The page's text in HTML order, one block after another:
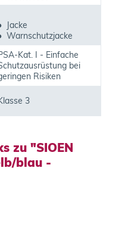
Jacke
Warnschutzjacke
Kat. I - Einfache
bei
Risiken
3
zu "SIOEN
blau -